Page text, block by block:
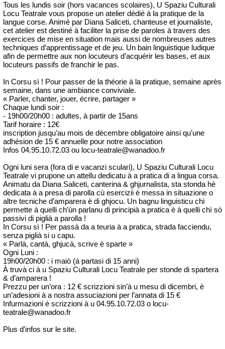
Tous les lundis soir (hors vacances scolaires), U Spaziu Culturali
Locu Teatrale vous propose un atelier dédié à la pratique de la
langue corse. Animé par Diana Saliceti, chanteuse et journaliste,
cet atelier est destiné à faciliter la prise de paroles à travers des
exercices de mise en situation mais aussi de nombreuses autres
techniques d’apprentissage et de jeu. Un bain linguistique ludique
afin de permettre aux non locuteurs d’acquérir les bases, et aux
locuteurs passifs de franchir le pas.
In Corsu sì ! Pour passer de la théorie à la pratique, semaine après
semaine, dans une ambiance conviviale.
« Parler, chanter, jouer, écrire, partager »
Chaque lundi soir :
- 19h00/20h00 : adultes, à partir de 15ans
Tarif horaire : 12€
inscription jusqu’au mois de décembre obligatoire ainsi qu'une
adhésion de 15 € annuelle pour notre association
Infos 04.95.10.72.03 ou locu-teatrale@wanadoo.fr
Ogni luni sera (fora di e vacanzi sculari), U Spaziu Culturali Locu
Teatrale vi prupone un attellu dedicatu à a pratica di a lingua corsa.
Animatu da Diana Saliceti, canterina & ghjurnalista, sta stonda hè
dedicata à a presa di parolla cù esercizii è messa in situazione o
altre tecniche d’amparera è di ghjocu. Un bagnu linguisticu chì
permette à quelli ch’ùn parlanu di principià a pratica è à quelli chì sò
passivi di piglià a parolla !
In Corsu sì ! Per passà da a teuria à a pratica, strada facciendu,
senza piglià si u capu.
« Parlà, cantà, ghjucà, scrive è sparte »
Ogni Luni :
19h00/20h00 : i maiò (à partasi di 15 anni)
À truvà ci à u Spaziu Culturali Locu Teatrale per stonde di spartera
& d’amparera !
Prezzu per un’ora : 12 € scrizzioni sin’à u mesu di dicembri, è
un’adesioni à a nostra assuciazioni per l’annata di 15 €
Infurmazioni è scrizzioni à u 04.95.10.72.03 o locu-
teatrale@wanadoo.fr
Plus d'infos sur le site.